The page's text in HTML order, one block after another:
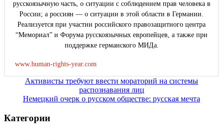
русскоязычную часть, о ситуации с соблюдением прав человека в
России; а россиян — о ситуации в этой области в Германии.
Реализуется при участии российского правозащитного центра
“Мемориал” и Форума русскоязычных европейцев, а также при
поддержке германского МИДа.
www.human-rights-year.com
Навигация
Активисты требуют ввести мораторий на системы
распознавания лиц
Немецкий очерк о русском обществе: русская мечта
Категории